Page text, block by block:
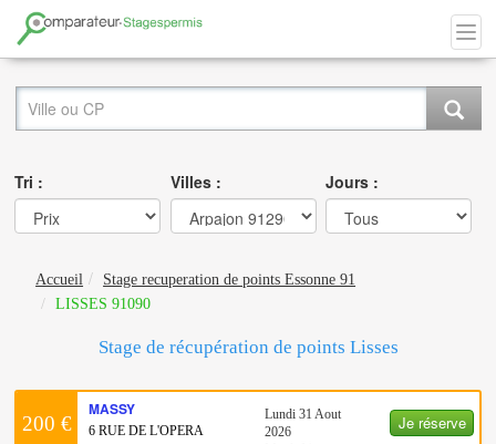
Tri : Villes : Jours :
Accueil
Stage recuperation de points Essonne 91
LISSES 91090
Stage de récupération de points Lisses
Je réserve
200 €
MASSY
6 RUE DE L'OPERA
Lundi 31 Aout
2026